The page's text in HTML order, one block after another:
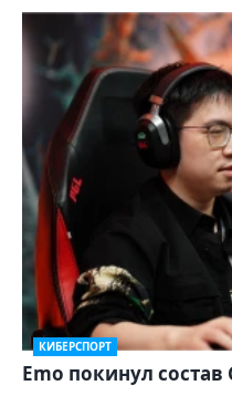
КИБЕРСПОРТ
Emo покинул состав